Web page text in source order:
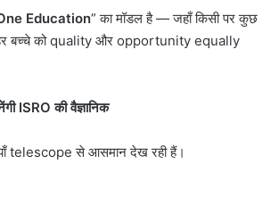
Education” का मॉडल है — जहाँ किसी पर कुछ
हर बच्चे को quality और opportunity equally
ISROकी वैज्ञानिक
telescope से आसमान देख रही हैं।